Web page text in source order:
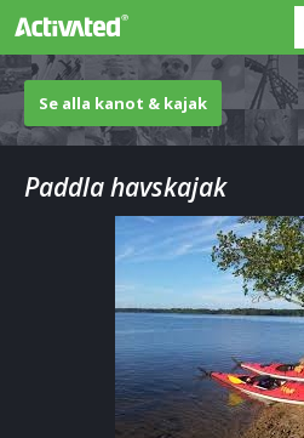
Se alla kanot & kajak
Paddla havskajak